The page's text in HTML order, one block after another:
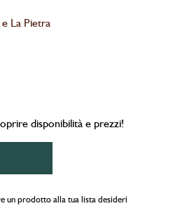
La Pietra
disponibilità e prezzi!
un prodotto alla tua lista desideri